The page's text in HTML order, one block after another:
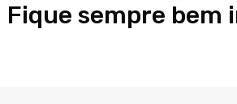
Fique sempre bem